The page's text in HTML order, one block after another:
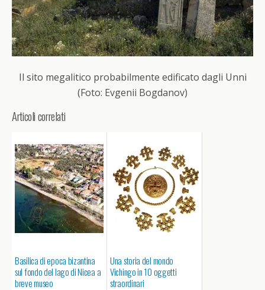
Il sito megalitico probabilmente edificato dagli Unni
(Foto: Evgenii Bogdanov)
Articoli correlati
Basilica di epoca bizantina
sul fondo del lago di Nicea a
breve museo
Una storia del mondo
Vichingo in 10 oggetti
straordinari